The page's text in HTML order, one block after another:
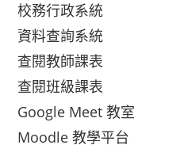
校務行政系統
資料查詢系統
查閱教師課表
查閱班級課表
Google Meet 教室
Moodle 教學平台